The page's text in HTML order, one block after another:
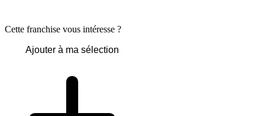
Cette franchise vous intéresse ?
Ajouter à ma sélection